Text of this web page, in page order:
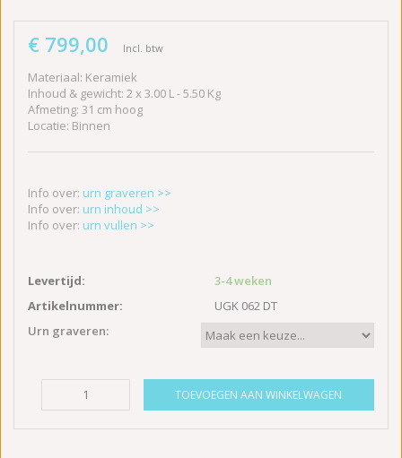
€ 799,00 Incl. btw
Materiaal: Keramiek
Inhoud & gewicht: 2 x 3.00 L - 5.50 Kg
Afmeting: 31 cm hoog
Locatie: Binnen
Info over: urn graveren >>
Info over: urn inhoud >>
Info over: urn vullen >>
Levertijd:
3-4 weken
Artikelnummer:
UGK 062 DT
Urn graveren:
TOEVOEGEN AAN WINKELWAGEN